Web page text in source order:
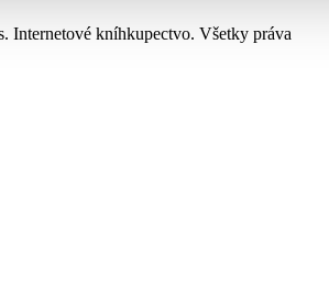
Internetové kníhkupectvo. Všetky práva